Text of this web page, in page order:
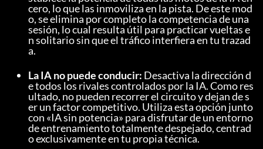
cero, lo que las inmoviliza en la pista. De este mod
o, se elimina por completo la competencia de una
sesión, lo cual resulta útil para practicar vueltas e
n solitario sin que el tráfico interfiera en tu trazad
a.
La IA no puede conducir: Desactiva la dirección d
e todos los rivales controlados por la IA. Como res
ultado, no pueden recorrer el circuito y dejan de s
er un factor competitivo. Utiliza esta opción junto
con «IA sin potencia» para disfrutar de un entorno
de entrenamiento totalmente despejado, centrad
o exclusivamente en tu propia técnica.